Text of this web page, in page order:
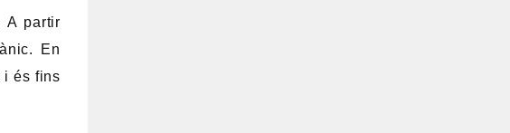
A partir
En
i és fins